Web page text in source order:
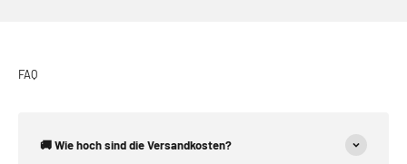
FAQ
🚚 Wie hoch sind die Versandkosten?